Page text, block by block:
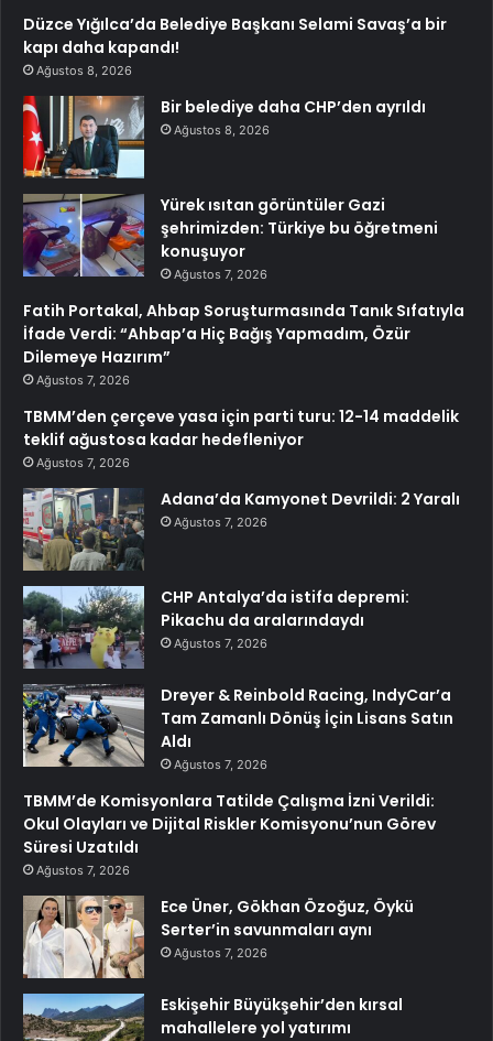
Düzce Yığılca’da Belediye Başkanı Selami Savaş’a bir
kapı daha kapandı!
Ağustos 8, 2026
Bir belediye daha CHP’den ayrıldı
Ağustos 8, 2026
Yürek ısıtan görüntüler Gazi
şehrimizden: Türkiye bu öğretmeni
konuşuyor
Ağustos 7, 2026
Fatih Portakal, Ahbap Soruşturmasında Tanık Sıfatıyla
İfade Verdi: “Ahbap’a Hiç Bağış Yapmadım, Özür
Dilemeye Hazırım”
Ağustos 7, 2026
TBMM’den çerçeve yasa için parti turu: 12-14 maddelik
teklif ağustosa kadar hedefleniyor
Ağustos 7, 2026
Adana’da Kamyonet Devrildi: 2 Yaralı
Ağustos 7, 2026
CHP Antalya’da istifa depremi:
Pikachu da aralarındaydı
Ağustos 7, 2026
Dreyer & Reinbold Racing, IndyCar’a
Tam Zamanlı Dönüş İçin Lisans Satın
Aldı
Ağustos 7, 2026
TBMM’de Komisyonlara Tatilde Çalışma İzni Verildi:
Okul Olayları ve Dijital Riskler Komisyonu’nun Görev
Süresi Uzatıldı
Ağustos 7, 2026
Ece Üner, Gökhan Özoğuz, Öykü
Serter’in savunmaları aynı
Ağustos 7, 2026
Eskişehir Büyükşehir’den kırsal
mahallelere yol yatırımı